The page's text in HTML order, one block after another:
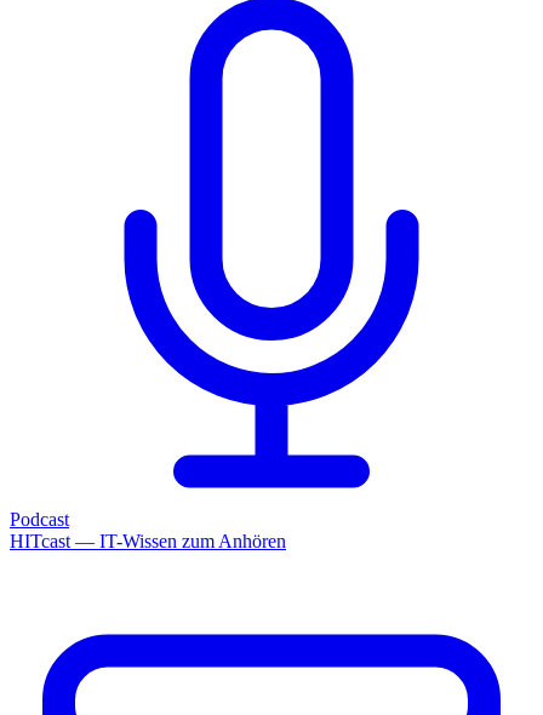
Podcast
HITcast — IT-Wissen zum Anhören